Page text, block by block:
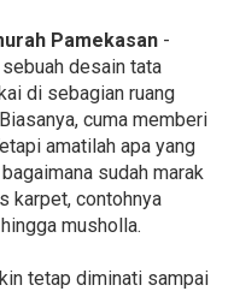
Pamekasan -
desain tata
di sebagian ruang
cuma memberi
amatilah apa yang
sudah marak
karpet, contohnya
musholla.
tetap diminati sampai